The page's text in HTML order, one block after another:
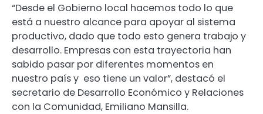
“Desde el Gobierno local hacemos todo lo que
está a nuestro alcance para apoyar al sistema
productivo, dado que todo esto genera trabajo y
desarrollo. Empresas con esta trayectoria han
sabido pasar por diferentes momentos en
nuestro país y eso tiene un valor”, destacó el
secretario de Desarrollo Económico y Relaciones
con la Comunidad, Emiliano Mansilla.